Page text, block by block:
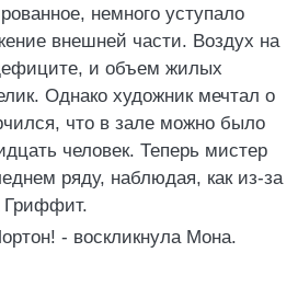
немного уступало
внешней части. Воздух на
и объем жилых
Однако художник мечтал о
что в зале можно было
человек. Теперь мистер
ряду, наблюдая, как из-за
Гриффит.
- воскликнула Мона.